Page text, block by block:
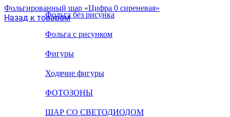
Фольга без рисунка
Фольга с рисунком
Фигуры
Ходячие фигуры
ФОТОЗОНЫ
ШАР СО СВЕТОДИОДОМ
Фольгированный шар «Цифра 0 сиреневая»
Назад к товарам